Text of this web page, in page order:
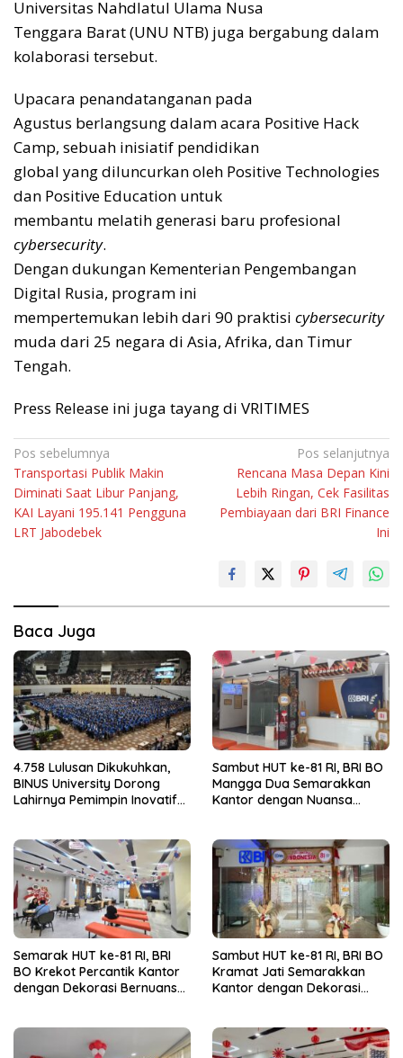
Universitas Nahdlatul Ulama Nusa
Tenggara Barat (UNU NTB) juga bergabung dalam
kolaborasi tersebut.
Upacara penandatanganan pada
Agustus berlangsung dalam acara Positive Hack
Camp, sebuah inisiatif pendidikan
global yang diluncurkan oleh Positive Technologies
dan Positive Education untuk
membantu melatih generasi baru profesional
cybersecurity.
Dengan dukungan Kementerian Pengembangan
Digital Rusia, program ini
mempertemukan lebih dari 90 praktisi cybersecurity
muda dari 25 negara di Asia, Afrika, dan Timur
Tengah.
Press Release ini juga tayang di VRITIMES
Navigasi
pos
Pos sebelumnya
Transportasi Publik Makin
Diminati Saat Libur Panjang,
KAI Layani 195.141 Pengguna
LRT Jabodebek
Pos selanjutnya
Rencana Masa Depan Kini
Lebih Ringan, Cek Fasilitas
Pembiayaan dari BRI Finance
Ini
Baca Juga
4.758 Lulusan Dikukuhkan,
BINUS University Dorong
Lahirnya Pemimpin Inovatif
Sambut HUT ke-81 RI, BRI BO
Mangga Dua Semarakkan
Kantor dengan Nuansa
Semarak HUT ke-81 RI, BRI
BO Krekot Percantik Kantor
dengan Dekorasi Bernuansa
Sambut HUT ke-81 RI, BRI BO
Kramat Jati Semarakkan
Kantor dengan Dekorasi